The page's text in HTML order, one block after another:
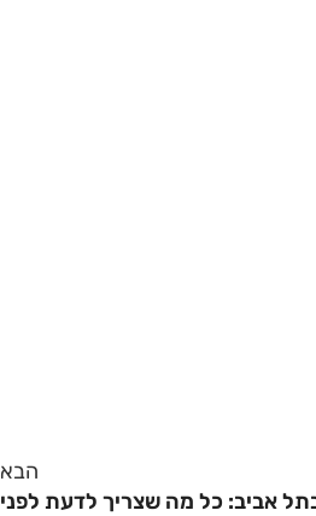
הבא
אביב: כל מה שצריך לדעת לפני